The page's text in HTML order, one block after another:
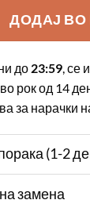
ДОДАЈ
до 23:59, се
во рок од 14
за нарачки
(1-2
замена